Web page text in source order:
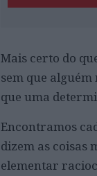
Mais certo do
sem que
que uma
Encontramos
dizem as coisas
elementar